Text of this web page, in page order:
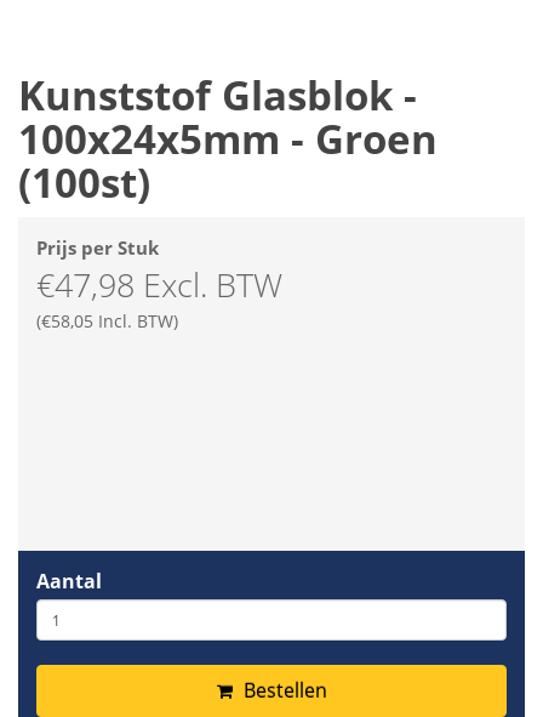
Kunststof Glasblok -
100x24x5mm - Groen
(100st)
Prijs per Stuk
€47,98 Excl. BTW
(€58,05 Incl. BTW)
Aantal
Bestellen